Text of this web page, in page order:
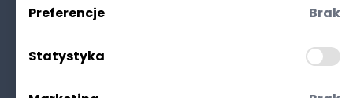
Polityka prywatności
Preferencje Brak
Statystyka